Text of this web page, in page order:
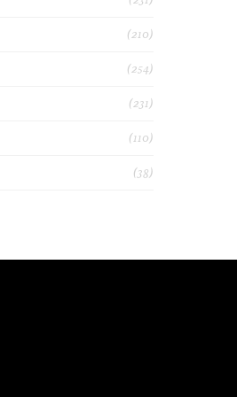
(210)
(254)
(231)
(110)
(38)